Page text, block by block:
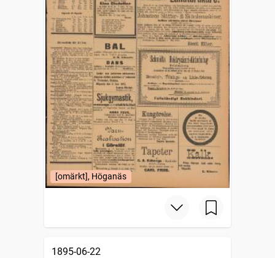
[omärkt], Höganäs
1895-06-22